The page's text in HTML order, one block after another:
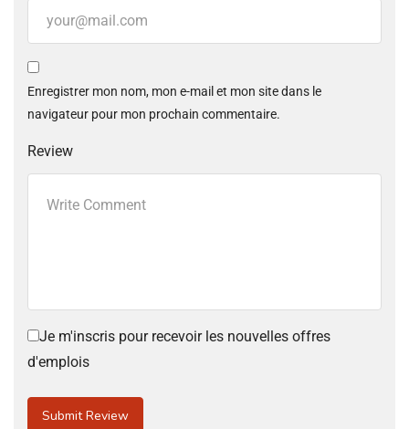
Enregistrer mon nom, mon e-mail et mon site dans le
navigateur pour mon prochain commentaire.
Review
Je m'inscris pour recevoir les nouvelles offres
d'emplois